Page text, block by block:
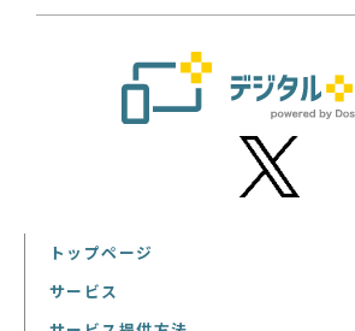
トップページ
サービス